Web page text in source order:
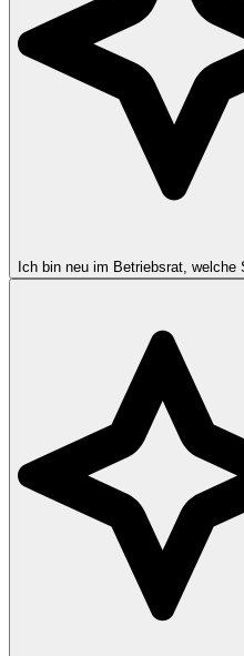
Ich bin neu im Betriebsrat,